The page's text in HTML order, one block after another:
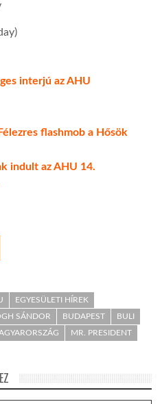
interjú az AHU
flashmob a Hősök
indult az AHU 14.
EGYESÜLETI HÍREK
SÁNDOR BUDAPEST
BULI
MR. PRESIDENT